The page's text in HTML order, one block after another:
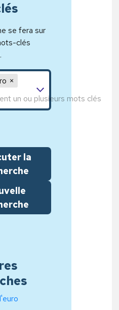
se fera sur
clés
clé 2,Mot clé 3
la